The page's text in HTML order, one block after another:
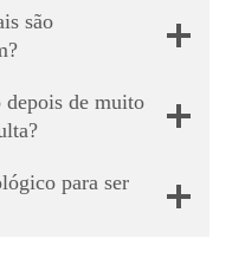
são
depois de muito
para ser